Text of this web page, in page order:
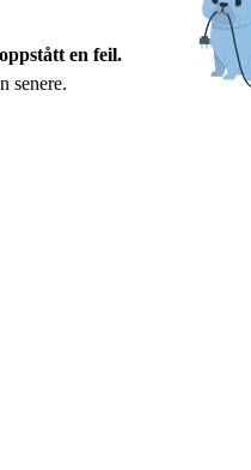
en feil.
senere.